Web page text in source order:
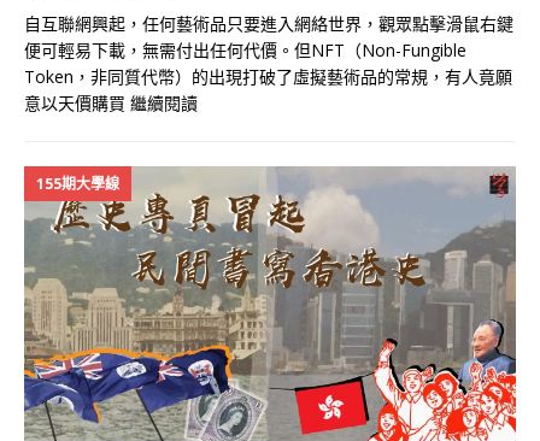
自互聯網興起，任何藝術品只要進入網絡世界，觀眾點擊滑鼠右鍵
便可輕易下載，無需付出任何代價。但NFT（Non-Fungible
Token，非同質代幣）的出現打破了虛擬藝術品的常規，有人竟願
意以天價購買 繼續閱讀
155期大學線